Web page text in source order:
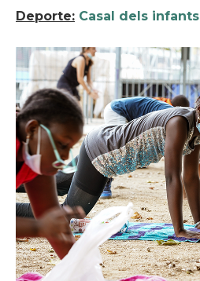
Deporte: Casal dels infants